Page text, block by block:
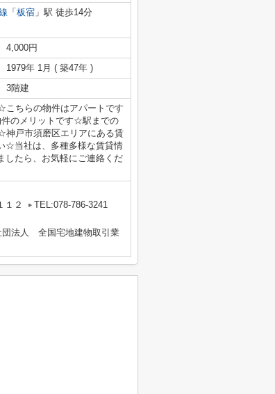
「 板宿 」駅 徒歩14分
4,000円
1979年 1月 ( 築47年 )
3階建
こちらの物件はアパートです
のメリットです☆駅までの
神戸市須磨区エリアにある賃
☆当社は、多種多様な賃貸情
たら、お気軽にご連絡くだ
１２
TEL:078-786-3241
法人 全国宅地建物取引業